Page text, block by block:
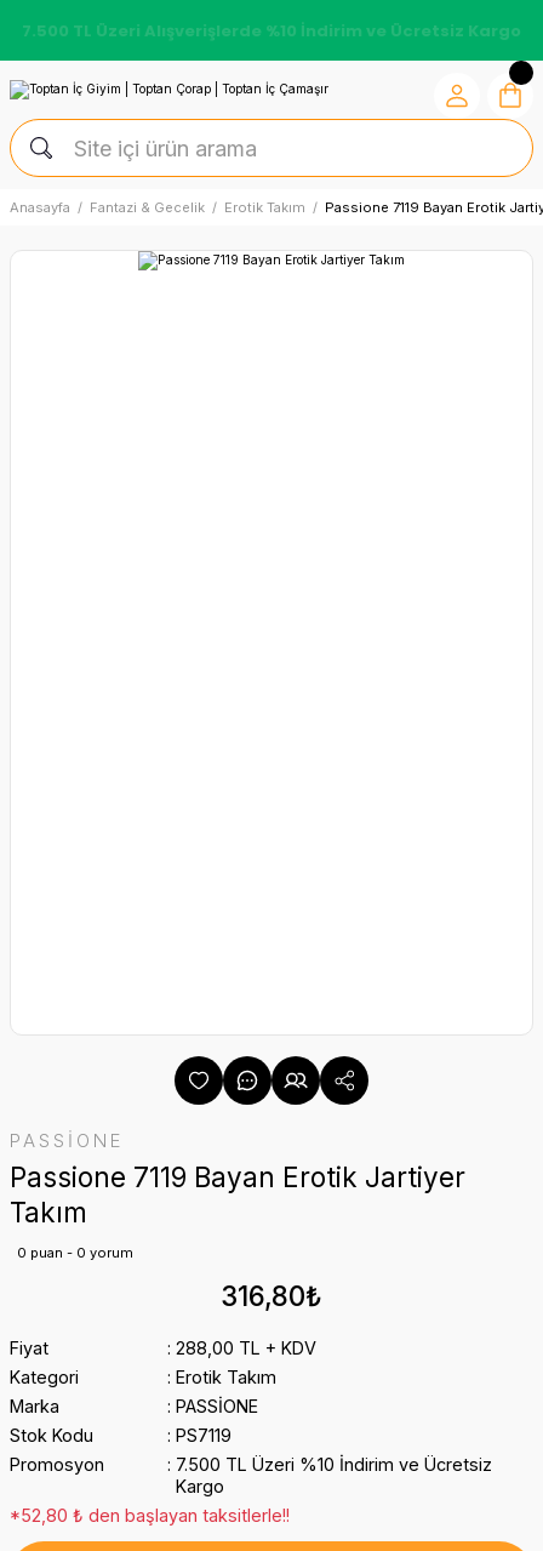
7.500 TL Üzeri Alışverişlerde %10 İndirim ve Ücretsiz Kargo
Anasayfa Fantazi & Gecelik Erotik Takım Passione 7119 Bayan Erotik
PASSİONE
Passione 7119 Bayan Erotik Jartiyer
Takım
0 puan - 0 yorum
316,80₺
Fiyat
288,00 TL + KDV
Kategori
Erotik Takım
Marka
PASSİONE
Stok Kodu
PS7119
Promosyon
7.500 TL Üzeri %10 İndirim ve Ücretsiz
Kargo
*52,80 ₺ den başlayan taksitlerle!!